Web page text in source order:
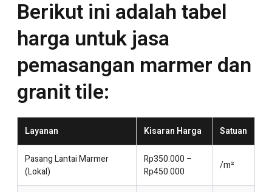
Berikut ini adalah tabel
harga untuk jasa
pemasangan marmer dan
granit tile:
Layanan Kisaran Harga Satuan
Pasang Lantai Marmer
(Lokal)
Rp350.000 –
Rp450.000
/m²